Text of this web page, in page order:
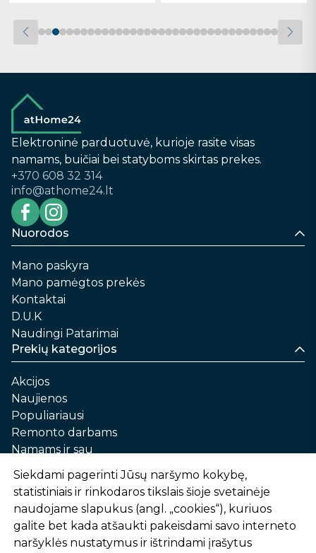
Elektroninė parduotuvė, kurioje rasite visas
namams, buičiai bei statyboms skirtas prekes.
+370 608 32 314
info@athome24.lt
Nuorodos
Mano paskyra
Mano pamėgtos prekės
Kontaktai
D.U.K
Naudingi Patarimai
Prekių kategorijos
Akcijos
Naujienos
Populiariausi
Remonto darbams
Namams ir sau
Automobilių priežiūrai
Sodui ir daržui
Informacija
Apie mus
Prekių pirkimo – pardavimo taisyklės
Siekdami pagerinti Jūsų naršymo kokybę,
statistiniais ir rinkodaros tikslais šioje svetainėje
naudojame slapukus (angl. „cookies“), kuriuos
galite bet kada atšaukti pakeisdami savo interneto
naršyklės nustatymus ir ištrindami įrašytus